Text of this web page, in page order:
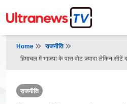
Home
राजनीति
हिमाचल में भाजपा के पास वोट ज़्यादा लेकिन
राजनीति